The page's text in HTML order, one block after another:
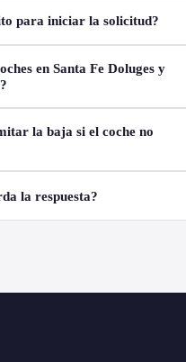
para iniciar la solicitud?
en Santa Fe Doluges y
la baja si el coche no
la respuesta?